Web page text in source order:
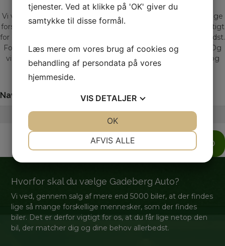
nærmere en livsstil.
Vi ved gennem mange års erfaring at der findes lige så mange
forskellige mennesker som der findes biler. Derfor er det vigtigt
for os at du får den bil der matcher dig og dine behov allerbedst.
For os er en bilhandel meget mere end blot kroner og øre. Og
vi sætter en ære i at give professionel vejledning, tryghed og
livskvalitet.
Navn Telefon
SEND
Hvorfor skal du vælge Gadeberg Auto?
Vi ved, gennem salg af mere end 5000 biler, at der findes
lige så mange forskellige mennesker, som der findes
biler. Det er derfor vigtigt for os, at du får lige netop den
bil, der matcher dig og dine behov allerbedst.
tjenester. Ved at klikke på 'OK' giver du
samtykke til disse formål.
Læs mere om vores brug af cookies og
behandling af persondata på vores
hjemmeside.
VIS DETALJER
AFVIS ALLE
OK